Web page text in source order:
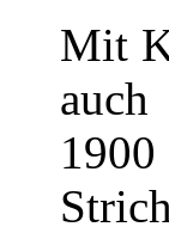
Mit